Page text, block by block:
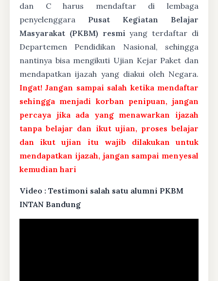
dan C harus mendaftar di lembaga
penyelenggara Pusat Kegiatan Belajar
Masyarakat (PKBM) resmi yang terdaftar di
Departemen Pendidikan Nasional, sehingga
nantinya bisa mengikuti Ujian Kejar Paket dan
mendapatkan ijazah yang diakui oleh Negara.
Ingat! Jangan sampai salah ketika mendaftar
sehingga menjadi korban penipuan, jangan
percaya jika ada yang menawarkan ijazah
tanpa belajar dan ikut ujian, proses belajar
dan ikut ujian itu wajib dilakukan untuk
mendapatkan ijazah, jangan sampai menyesal
kemudian hari
Video : Testimoni salah satu alumni PKBM
INTAN Bandung